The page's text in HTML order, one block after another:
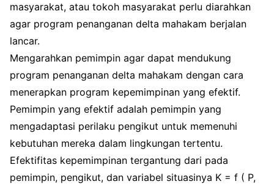
masyarakat, atau tokoh masyarakat perlu diarahkan
agar program penanganan delta mahakam berjalan
lancar.
Mengarahkan pemimpin agar dapat mendukung
program penanganan delta mahakam dengan cara
menerapkan program kepemimpinan yang efektif.
Pemimpin yang efektif adalah pemimpin yang
mengadaptasi perilaku pengikut untuk memenuhi
kebutuhan mereka dalam lingkungan tertentu.
Efektifitas kepemimpinan tergantung dari pada
pemimpin, pengikut, dan variabel situasinya K = f ( P,